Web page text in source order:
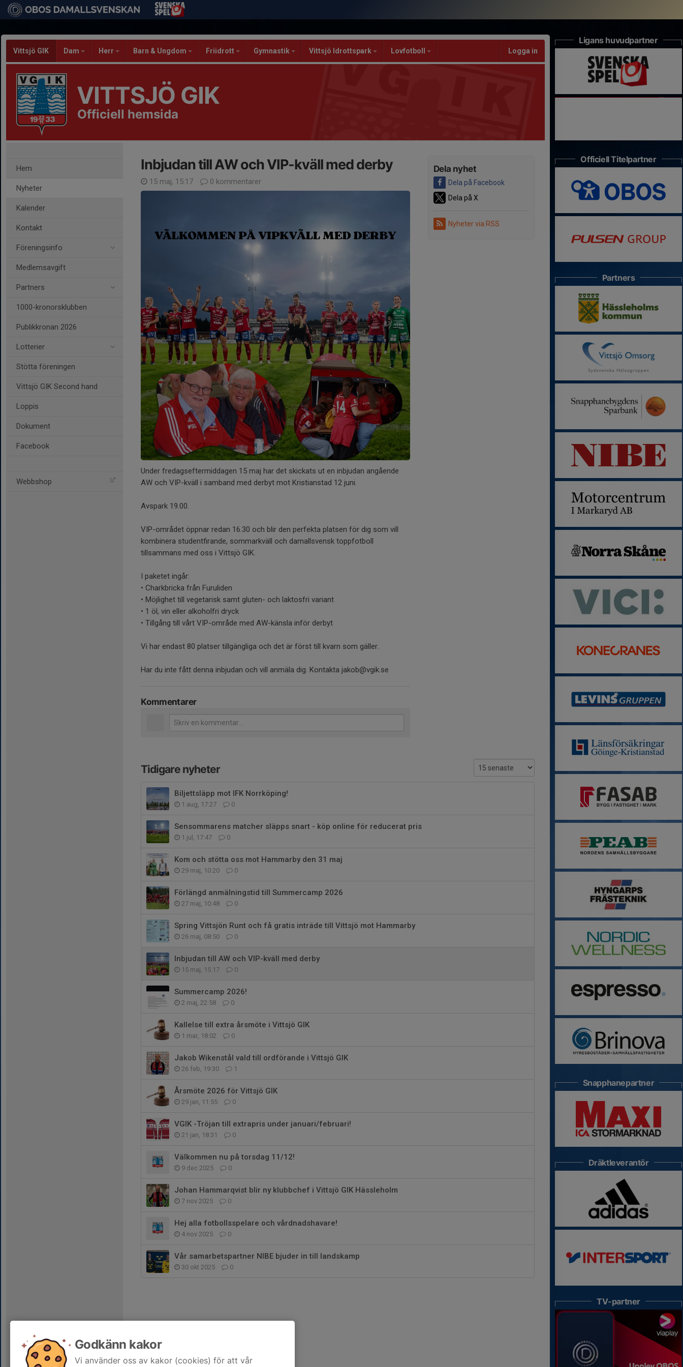
Vittsjö GIK Dam Herr Barn & Ungdom Friidrott Gymnastik Vittsjö Idrottspark Lovfotboll Logga in
VITTSJÖ GIK
Officiell hemsida
Hem
Nyheter
Kalender
Kontakt
Föreningsinfo
Medlemsavgift
Partners
1000-kronorsklubben
Publikkronan 2026
Lotterier
Stötta föreningen
Vittsjö GIK Second hand
Loppis
Dokument
Facebook
Webbshop
Dela nyhet
Dela på Facebook
Dela på X
Nyheter via RSS
Inbjudan till AW och VIP-kväll med derby
15 maj, 15:17 0 kommentarer
Under fredagseftermiddagen 15 maj har det skickats ut en inbjudan angående
AW och VIP-kväll i samband med derbyt mot Kristianstad 12 juni.
Avspark 19.00.
VIP-området öppnar redan 16.30 och blir den perfekta platsen för dig som vill
kombinera studentfirande, sommarkväll och damallsvensk toppfotboll
tillsammans med oss i Vittsjö GIK.
I paketet ingår:
• Charkbricka från Furuliden
• Möjlighet till vegetarisk samt gluten- och laktosfri variant
• 1 öl, vin eller alkoholfri dryck
• Tillgång till vårt VIP-område med AW-känsla inför derbyt
Vi har endast 80 platser tillgängliga och det är först till kvarn som gäller.
Har du inte fått denna inbjudan och vill anmäla dig. Kontakta jakob@vgik.se
Kommentarer
Tidigare nyheter
Biljettsläpp mot IFK Norrköping!
1 aug, 17:27 0
Sensommarens matcher släpps snart - köp online för reducerat pris
1 jul, 17:47 0
Kom och stötta oss mot Hammarby den 31 maj
29 maj, 10:20 0
Förlängd anmälningstid till Summercamp 2026
27 maj, 10:48 0
Spring Vittsjön Runt och få gratis inträde till Vittsjö mot Hammarby
26 maj, 08:50 0
Inbjudan till AW och VIP-kväll med derby
15 maj, 15:17 0
Summercamp 2026!
2 maj, 22:58 0
Kallelse till extra årsmöte i Vittsjö GIK
1 mar, 18:02 0
Jakob Wikenstål vald till ordförande i Vittsjö GIK
26 feb, 19:30 1
Årsmöte 2026 för Vittsjö GIK
29 jan, 11:55 0
VGIK -Tröjan till extrapris under januari/februari!
21 jan, 18:31 0
Välkommen nu på torsdag 11/12!
9 dec 2025 0
Johan Hammarqvist blir ny klubbchef i Vittsjö GIK Hässleholm
7 nov 2025 0
Hej alla fotbollsspelare och vårdnadshavare!
4 nov 2025 0
Vår samarbetspartner NIBE bjuder in till landskamp
30 okt 2025 0
Ligans huvudpartner
Officiell Titelpartner
Partners
Snapphanepartner
Dräktleverantör
TV-partner
Godkänn kakor
Vi använder oss av kakor (cookies) för att vår